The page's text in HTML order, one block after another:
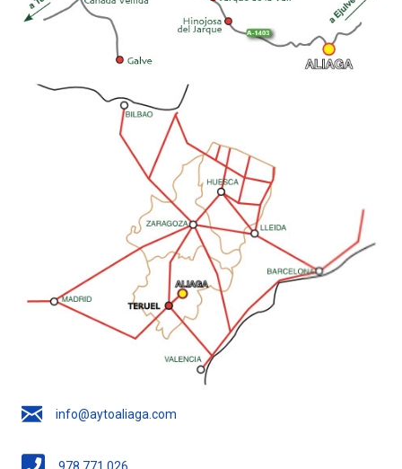
info@aytoaliaga.com
978 771 026